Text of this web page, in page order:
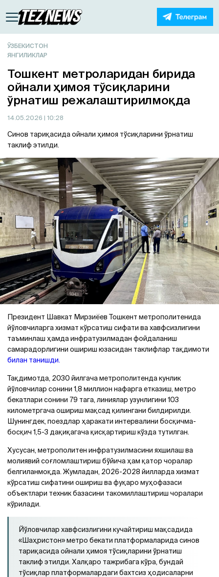
ЎЗБЕКИСТОН
ЯНГИЛИКЛАР
Тошкент метроларидан бирида
ойнали ҳимоя тўсиқларини
ўрнатиш режалаштирилмоқда
14.05.2026 | 10:28
Синов тариқасида ойнали ҳимоя тўсиқларини ўрнатиш
таклиф этилди.
Президент Шавкат Мирзиёев Тошкент метрополитенида
йўловчиларга хизмат кўрсатиш сифати ва хавфсизлигини
таъминлаш ҳамда инфратузилмадан фойдаланиш
самарадорлигини ошириш юзасидан таклифлар тақдимоти
билан танишди.
Тақдимотда, 2030 йилгача метрополитенда кунлик
йўловчилар сонини 1,8 миллион нафарга етказиш, метро
бекатлари сонини 79 тага, линиялар узунлигини 103
километргача ошириш мақсад қилингани билдирилди.
Шунингдек, поездлар ҳаракати интервалини босқичма-
босқич 1,5-3 дақиқагача қисқартириш кўзда тутилган.
Хусусан, метрополитен инфратузилмасини яхшилаш ва
молиявий соғломлаштириш бўйича ҳам қатор чоралар
белгиланмоқда. Жумладан, 2026-2028 йилларда хизмат
кўрсатиш сифатини ошириш ва фуқаро муҳофазаси
объектлари техник базасини такомиллаштириш чоралари
кўрилади.
Йўловчилар хавфсизлигини кучайтириш мақсадида
«Шаҳристон» метро бекати платформаларида синов
тариқасида ойнали ҳимоя тўсиқларини ўрнатиш
таклиф этилди. Халқаро тажрибага кўра, бундай
тўсиқлар платформалардаги бахтсиз ҳодисаларни